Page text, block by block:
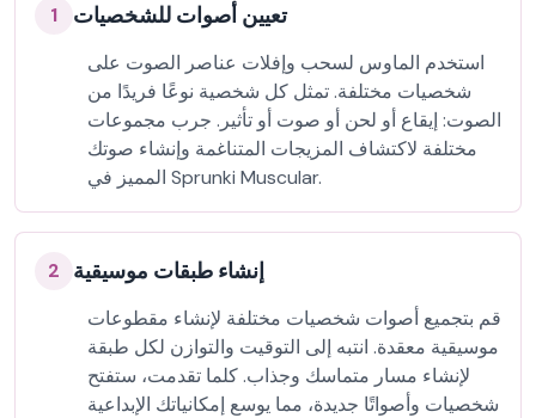
1 تعيين أصوات للشخصيات
استخدم الماوس لسحب وإفلات عناصر الصوت على
شخصيات مختلفة. تمثل كل شخصية نوعًا فريدًا من
الصوت: إيقاع أو لحن أو صوت أو تأثير. جرب مجموعات
مختلفة لاكتشاف المزيجات المتناغمة وإنشاء صوتك
المميز في Sprunki Muscular.
2 إنشاء طبقات موسيقية
قم بتجميع أصوات شخصيات مختلفة لإنشاء مقطوعات
موسيقية معقدة. انتبه إلى التوقيت والتوازن لكل طبقة
لإنشاء مسار متماسك وجذاب. كلما تقدمت، ستفتح
شخصيات وأصواتًا جديدة، مما يوسع إمكانياتك الإبداعية